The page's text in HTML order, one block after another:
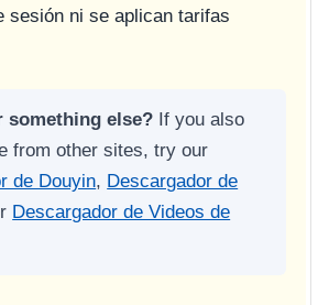
sesión ni se aplican tarifas
something else? If you also
from other sites, try our
de Douyin, Descargador de
Descargador de Videos de